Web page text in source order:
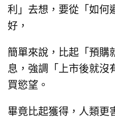
利」去想， 要從「如何
好，
簡單來說， 比起「預購
息， 強調「上市後就沒
買慾望。
畢竟比起獲得，人類更